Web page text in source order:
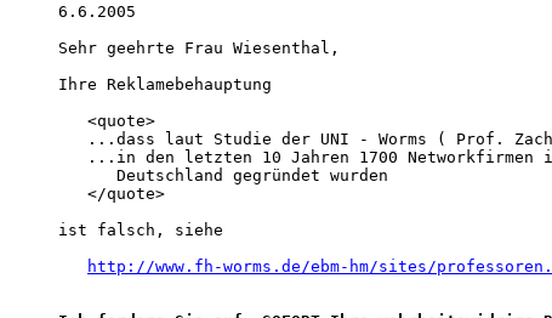
6.6.2005
Sehr geehrte Frau Wiesenthal,
Ihre Reklamebehauptung
   <quote>
...dass laut Studie der UNI - Worms ( Prof.
...in den letzten 10 Jahren 1700 Networkfirmen
      Deutschland gegründet wurden
   </quote>
ist falsch, siehe
http://www.fh-worms.de/ebm-hm/sites/